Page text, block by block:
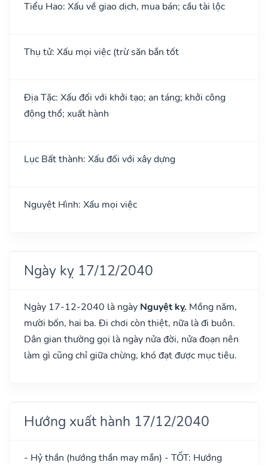
Tiểu Hao: Xấu về giao dịch, mua bán; cầu tài lộc
Thụ tử: Xấu mọi việc (trừ săn bắn tốt
Địa Tặc: Xấu đối với khởi tạo; an táng; khởi công
động thổ; xuất hành
Lục Bất thành: Xấu đối với xây dựng
Nguyệt Hình: Xấu mọi việc
Ngày kỵ 17/12/2040
Ngày 17-12-2040 là ngày Nguyệt kỵ. Mồng năm,
mười bốn, hai ba. Đi chơi còn thiệt, nữa là đi buôn.
Dân gian thường gọi là ngày nửa đời, nửa đoạn nên
làm gì cũng chỉ giữa chừng, khó đạt được mục tiêu.
Hướng xuất hành 17/12/2040
- Hỷ thần (hướng thần may mắn) - TỐT: Hướng